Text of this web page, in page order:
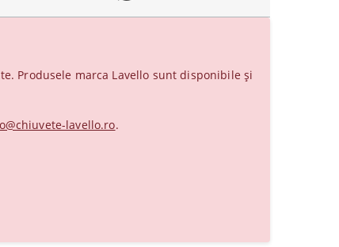
Produsele marca Lavello sunt disponibile și
lavello.ro.